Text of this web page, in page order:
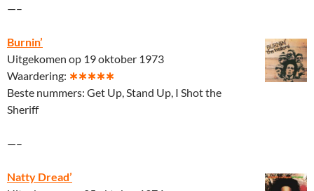
—–
Burnin’
Uitgekomen op 19 oktober 1973
Waardering: ∗∗∗∗∗
Beste nummers: Get Up, Stand Up, I Shot the
Sheriff
—–
Natty Dread’